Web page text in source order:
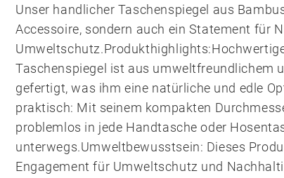
Unser handlicher Taschenspiegel aus
Accessoire, sondern auch ein Statement für
Taschenspiegel ist aus umweltfreundlichem
gefertigt, was ihm eine natürliche und edle
praktisch: Mit seinem kompakten
problemlos in jede Handtasche oder
unterwegs.Umweltbewusstsein: Dieses
Engagement für Umweltschutz und